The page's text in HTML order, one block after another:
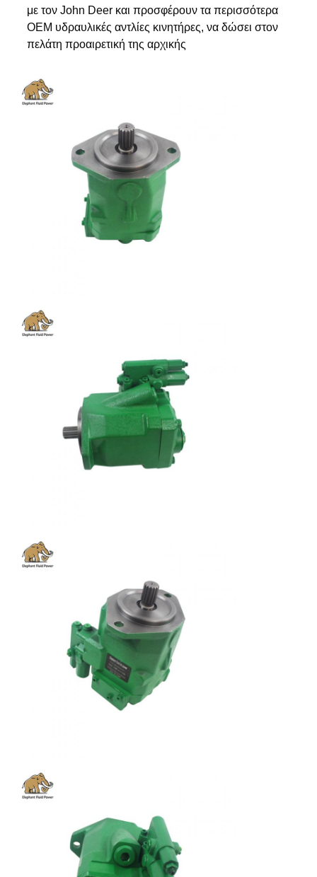
με τον John Deer και προσφέρουν τα περισσότερα
OEM υδραυλικές αντλίες κινητήρες, να δώσει στον
πελάτη προαιρετική της αρχικής